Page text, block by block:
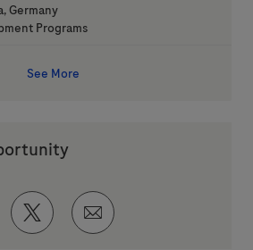
Germany
Programs
See More
via Facebook
Share via twitter
Share via email